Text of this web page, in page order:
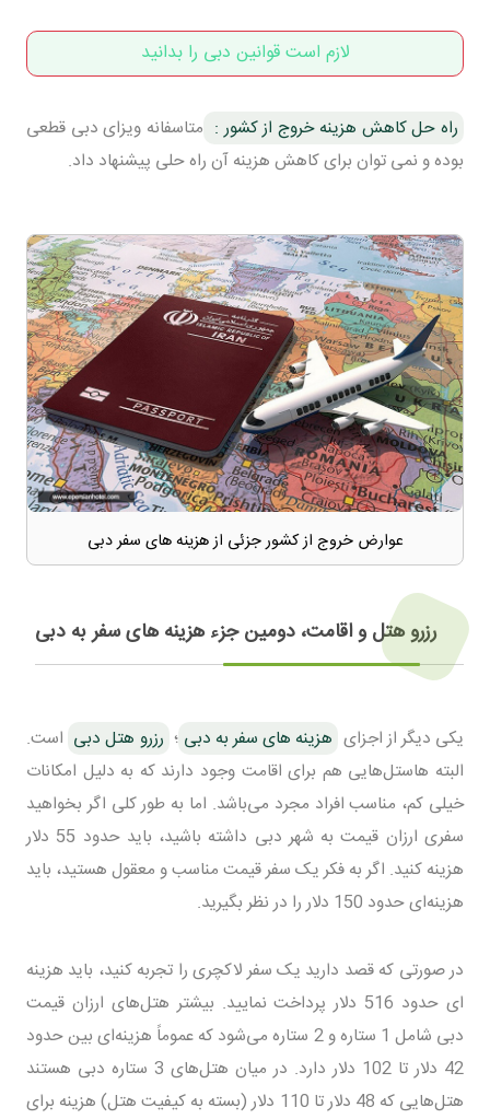
لازم است قوانین دبی را بدانید
راه حل کاهش هزینه خروج از کشور : متاسفانه ویزای دبی قطعی
بوده و نمی توان برای کاهش هزینه آن راه حلی پیشنهاد داد.
عوارض خروج از کشور جزئی از هزینه های سفر دبی
رزرو هتل و اقامت، دومین جزء هزینه های سفر به دبی
یکی دیگر از اجزای هزینه های سفر به دبی ؛ رزرو هتل دبی است.
البته هاستل‌هایی هم برای اقامت وجود دارند که به دلیل امکانات
خیلی کم، مناسب افراد مجرد می‌باشد. اما به طور کلی اگر بخواهید
سفری ارزان قیمت به شهر دبی داشته باشید، باید حدود 55 دلار
هزینه کنید. اگر به فکر یک سفر قیمت مناسب و معقول هستید، باید
هزینه‌ای حدود 150 دلار را در نظر بگیرید.
در صورتی که قصد دارید یک سفر لاکچری را تجربه کنید، باید هزینه
ای حدود 516 دلار پرداخت نمایید. بیشتر هتل‌های ارزان قیمت
دبی شامل 1 ستاره و 2 ستاره می‌شود که عموماً هزینه‌ای بین حدود
42 دلار تا 102 دلار دارد. در میان هتل‌های 3 ستاره دبی هستند
هتل‌هایی که 48 دلار تا 110 دلار (بسته به کیفیت هتل) هزینه برای